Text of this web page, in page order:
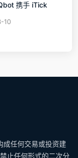
携手 iTick
10
成任何交易或投资建
止任何形式的二次分